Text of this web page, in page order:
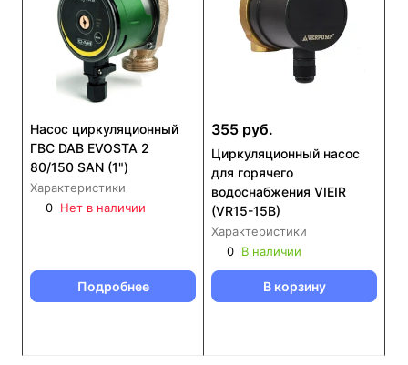
Насос циркуляционный
ГВС DAB EVOSTA 2
80/150 SAN (1")
Характеристики
0 Нет в наличии
Подробнее
355 руб.
Циркуляционный насос
для горячего
водоснабжения VIEIR
(VR15-15B)
Характеристики
0 В наличии
В корзину